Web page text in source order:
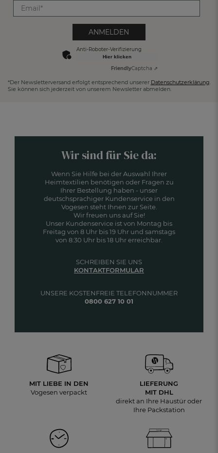
ANMELDEN
Anti-Roboter-Verifizierung
Hier klicken
FriendlyCaptcha ⇗
*Der Newsletterversand erfolgt entsprechend unserer Datenschutzerklärung.
Sie können sich jederzeit von unserem Newsletter abmelden.
Wir sind für Sie da:
Wenn Sie Hilfe bei der Auswahl Ihrer
Heimtextilien benötigen oder Fragen zu
Ihrer Bestellung haben - unser
deutschsprachiger Kundenservice in den
Vogesen steht Ihnen zur Seite.
Wir freuen uns auf Sie!
Unser Kundenservice ist von Montag bis
Freitag von 8 Uhr bis 19 Uhr und samstags
von 8:30 Uhr bis 18 Uhr erreichbar.
UNSERE KOSTENFREIE TELEFONNUMMER
0800 627 10 01
SCHREIBEN SIE UNS
KONTAKTFORMULAR
MIT LIEBE IN DEN
Vogesen verpackt
LIEFERUNG
MIT DHL
direkt an Ihre Haustür oder
Ihre Packstation